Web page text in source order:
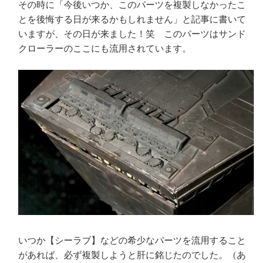
その時に「今後いつか、このパーツを複製しなかったこ
とを後悔する日が来るかもしれません」と記事に書いて
いますが、その日が来ました！笑 このパーツはサンド
クローラーのここにも流用されています。
いつか【シーラブ】などの希少なパーツを流用すること
があれば、必ず複製しようと肝に銘じたのでした。（あ